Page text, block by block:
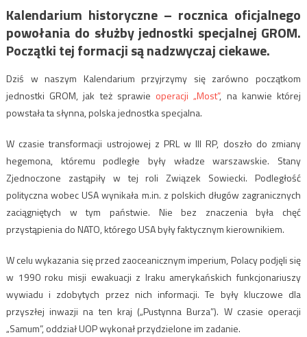
Kalendarium historyczne – rocznica oficjalnego
powołania do służby jednostki specjalnej GROM.
Początki tej formacji są nadzwyczaj ciekawe.
Dziś w naszym Kalendarium przyjrzymy się zarówno początkom
jednostki GROM, jak też sprawie operacji „Most”, na kanwie której
powstała ta słynna, polska jednostka specjalna.
W czasie transformacji ustrojowej z PRL w III RP, doszło do zmiany
hegemona, któremu podległe były władze warszawskie. Stany
Zjednoczone zastąpiły w tej roli Związek Sowiecki. Podległość
polityczna wobec USA wynikała m.in. z polskich długów zagranicznych
zaciągniętych w tym państwie. Nie bez znaczenia była chęć
przystąpienia do NATO, którego USA były faktycznym kierownikiem.
W celu wykazania się przed zaoceanicznym imperium, Polacy podjęli się
w 1990 roku misji ewakuacji z Iraku amerykańskich funkcjonariuszy
wywiadu i zdobytych przez nich informacji. Te były kluczowe dla
przyszłej inwazji na ten kraj („Pustynna Burza”). W czasie operacji
„Samum”, oddział UOP wykonał przydzielone im zadanie.